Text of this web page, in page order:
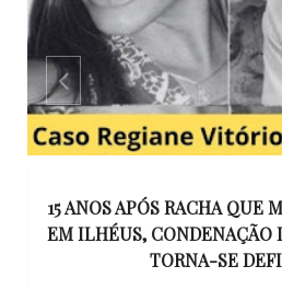
15 ANOS APÓS RACHA QUE
EM ILHÉUS, CONDENAÇÃO
TORNA-SE